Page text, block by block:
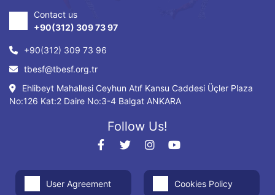
Contact us
+90(312) 309 73 97
+90(312) 309 73 96
tbesf@tbesf.org.tr
Ehlibeyt Mahallesi Ceyhun Atıf Kansu Caddesi Üçler Plaza
No:126 Kat:2 Daire No:3-4 Balgat ANKARA
Follow Us!
User Agreement Cookies Policy